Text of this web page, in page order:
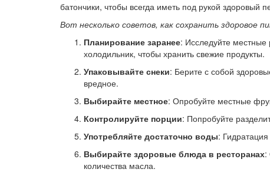
батончики, чтобы всегда иметь под рукой здоровый
Вот несколько советов, как сохранить здоровое
Планирование заранее: Исследуйте
холодильник, чтобы хранить свежие продукты.
Упаковывайте снеки: Берите с собой
вредное.
Выбирайте местное: Опробуйте местные
Контролируйте порции: Попробуйте
Употребляйте достаточно воды:
Выбирайте здоровые блюда в ресторанах:
количества масла.